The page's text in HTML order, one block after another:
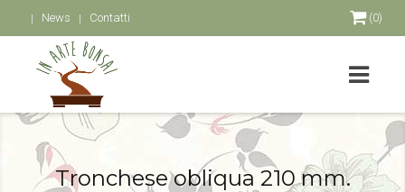
News Contatti (0)
Tronchese obliqua 210 mm.